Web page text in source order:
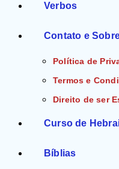
Verbos
Contato e
Política de
Termos e
Direito de ser
Curso de
Bíblias